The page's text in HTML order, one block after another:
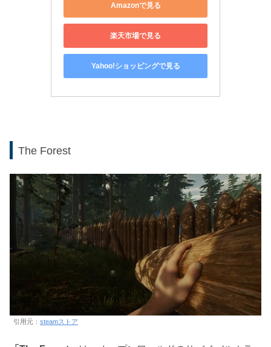
Amazonで見る
楽天市場で見る
Yahoo!ショッピングで見る
The Forest
引用元： steamストア